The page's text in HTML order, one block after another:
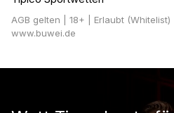
AGB gelten | 18+ | Erlaubt
www.buwei.de